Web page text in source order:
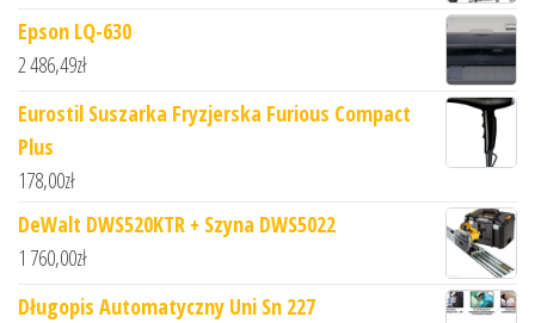
Epson LQ-630
2 486,49zł
Eurostil Suszarka Fryzjerska Furious Compact
Plus
178,00zł
DeWalt DWS520KTR + Szyna DWS5022
1 760,00zł
Długopis Automatyczny Uni Sn 227